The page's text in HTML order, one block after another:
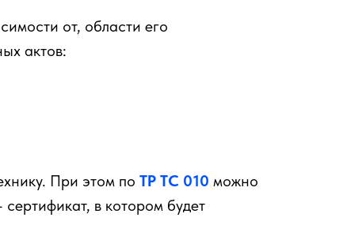
от, области его
актов:
При этом по ТР ТС 010 можно
в котором будет